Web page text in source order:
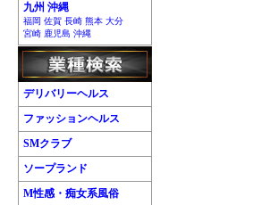
九州 沖縄
福岡 佐賀 長崎 熊本 大分
宮崎 鹿児島 沖縄
デリバリーヘルス
ファッションヘルス
SMクラブ
ソープランド
M性感・痴女系風俗